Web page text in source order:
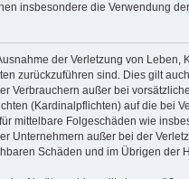
insbesondere die Verwendung
der Verletzung von
zurückzuführen sind. Dies gilt
Verbrauchern außer bei
(Kardinalpflichten) auf die bei
mittelbare Folgeschäden wie
Unternehmern außer bei der
Schäden und im Übrigen der